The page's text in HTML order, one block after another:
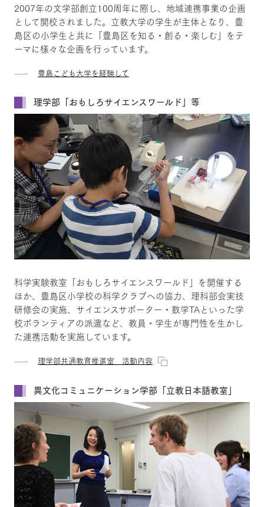
2007年の文学部創立100周年に際し、地域連携事業の企画
として開校されました。立教大学の学生が主体となり、豊
島区の小学生と共に「豊島区を知る・創る・楽しむ」をテ
ーマに様々な企画を行っています。
豊島こども大学を経験して
理学部「おもしろサイエンスワールド」等
科学実験教室「おもしろサイエンスワールド」を開催する
ほか、豊島区小学校の科学クラブへの協力、理科部会実技
研修会の実施、サイエンスサポーター・数学TAといった学
校ボランティアの派遣など、教員・学生が専門性を生かし
た連携活動を実施しています。
理学部共通教育推進室 活動内容
異文化コミュニケーション学部「立教日本語教室」